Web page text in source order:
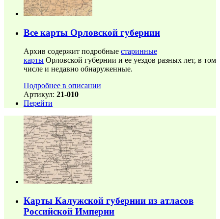
Все карты Орловской губернии
Архив содержит подробные старинные
карты Орловской губернии и ее уездов разных лет, в том
числе и недавно обнаруженные.
Подробнее в описании
Артикул: 21-010
Перейти
Карты Калужской губернии из атласов
Российской Империи